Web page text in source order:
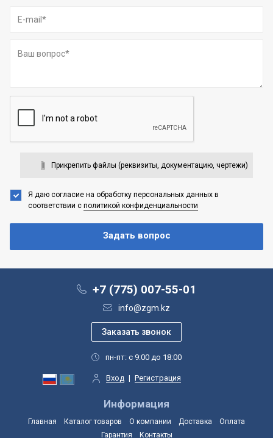
Прикрепить файлы (реквизиты, документацию, чертежи)
Я даю согласие на обработку персональных данных в
соответствии с политикой конфиденциальности
+7 (775) 007-55-01
info@zgm.kz
пн-пт: с 9:00 до 18:00
Вход | Регистрация
Информация
Главная Каталог товаров О компании Доставка
Оплата
Гарантия
Контакты